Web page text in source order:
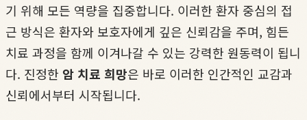
기 위해 모든 역량을 집중합니다. 이러한 환자 중심의 접
근 방식은 환자와 보호자에게 깊은 신뢰감을 주며, 힘든
치료 과정을 함께 이겨나갈 수 있는 강력한 원동력이 됩니
다. 진정한 암 치료 희망은 바로 이러한 인간적인 교감과
신뢰에서부터 시작됩니다.